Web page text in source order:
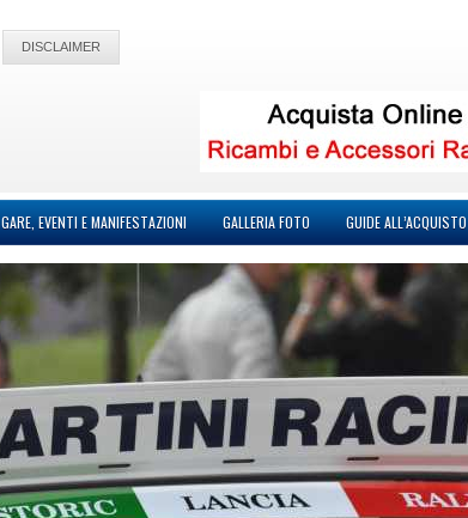
DISCLAIMER
GARE, EVENTI E MANIFESTAZIONI GALLERIA FOTO GUIDE ALL’ACQUISTO